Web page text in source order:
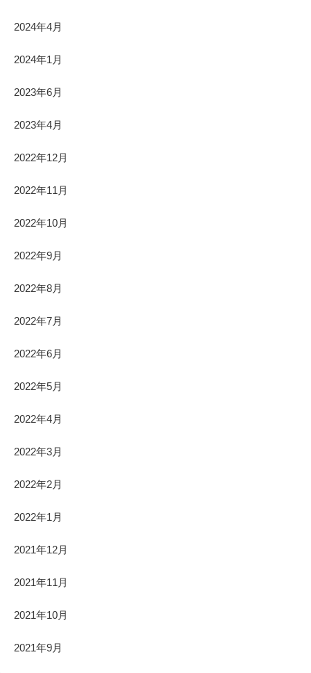
2024年4月
2024年1月
2023年6月
2023年4月
2022年12月
2022年11月
2022年10月
2022年9月
2022年8月
2022年7月
2022年6月
2022年5月
2022年4月
2022年3月
2022年2月
2022年1月
2021年12月
2021年11月
2021年10月
2021年9月